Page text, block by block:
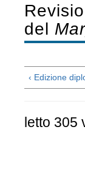
del
‹ Edizione
letto 305